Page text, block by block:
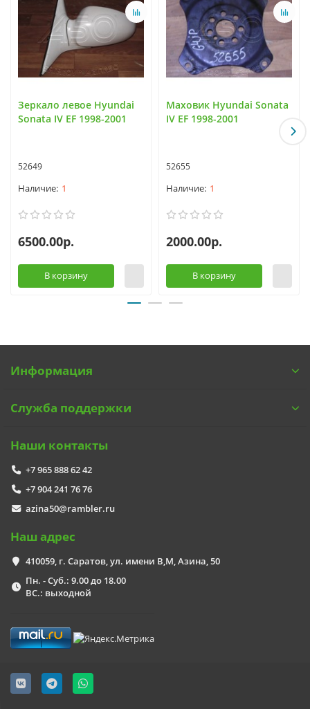
Зеркало левое Hyundai
Sonata IV EF 1998-2001
52649
1
6500.00р.
В корзину
Маховик Hyundai Sonata
IV EF 1998-2001
52655
1
2000.00р.
В корзину
Информация
Служба поддержки
Наши контакты
+7 965 888 62 42
+7 904 241 76 76
azina50@rambler.ru
Наш адрес
410059, г. Саратов, ул. имени В,М, Азина, 50
Пн. - Суб.: 9.00 до 18.00
ВС.: выходной